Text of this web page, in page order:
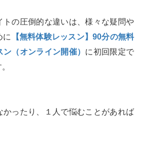
トの圧倒的な違いは、様々な疑問や
に
【無料体験レッスン】90分の無料
（オンライン開催） に初回限定で
かったり、１人で悩むことがあれば